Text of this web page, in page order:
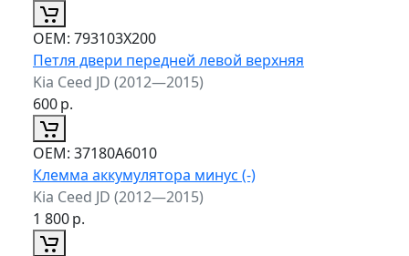
ОЕМ: 793103X200
Петля двери передней левой верхняя
Kia Ceed JD (2012—2015)
600р.
ОЕМ: 37180A6010
Клемма аккумулятора минус (-)
Kia Ceed JD (2012—2015)
1 800р.